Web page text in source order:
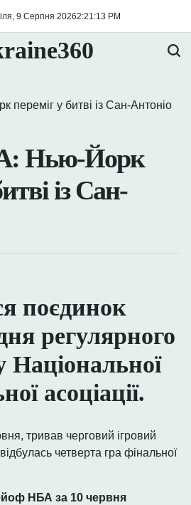
9 Серпня 20262:21 :13 PM
Нью-Йорк
із Сан-
поєдинок
регулярного
Національної
асоціації.
тривав черговий ігровий
четверта гра фінальної
НБА за 10 червня